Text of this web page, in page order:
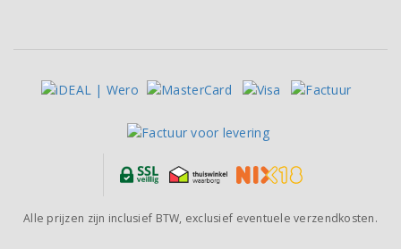
Alle prijzen zijn inclusief BTW, exclusief eventuele verzendkosten.